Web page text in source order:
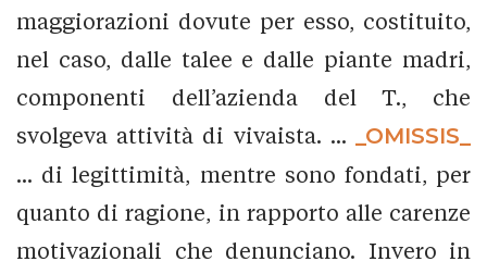
maggiorazioni dovute per esso, costituito,
nel caso, dalle talee e dalle piante madri,
componenti dell’azienda del T., che
svolgeva attività di vivaista. ...
_OMISSIS_
... di legittimità, mentre sono fondati, per
quanto di ragione, in rapporto alle carenze
motivazionali che denunciano. Invero in